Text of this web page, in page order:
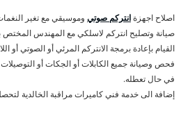
اصلاح اجهزةانتركم صوتي وموسيقي مع تغير
صيانة وتصليح انتركم لاسلكي مع المهندس المختص
القيام بإعادة برمجة الانتركم المرئي أو الصوتي
فحص وصيانة جميع الكابلات أو الجكات أو
في حال تعطله.
إضافة الى خدمة فني كاميرات مراقبة الخالدية